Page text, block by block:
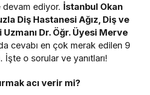
devam ediyor. İstanbul Okan
Diş Hastanesi Ağız, Diş ve
Dr. Öğr. Üyesi Merve
cevabı en çok merak edilen 9
İşte o sorular ve yanıtları!
acı verir mi?